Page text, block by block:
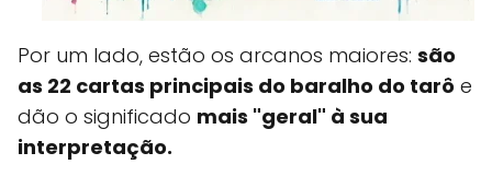
Por um lado, estão os arcanos maiores: são
as 22 cartas principais do baralho do tarô e
dão o significado mais "geral" à sua
interpretação.